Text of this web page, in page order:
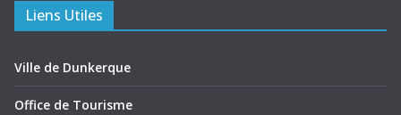
Liens Utiles
Ville de Dunkerque
Office de Tourisme